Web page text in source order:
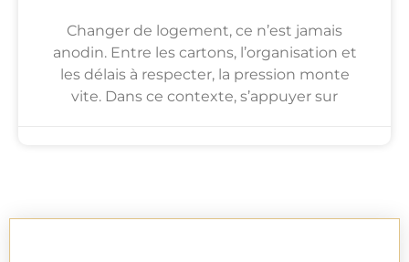
Changer de logement, ce n’est jamais
anodin. Entre les cartons, l’organisation et
les délais à respecter, la pression monte
vite. Dans ce contexte, s’appuyer sur